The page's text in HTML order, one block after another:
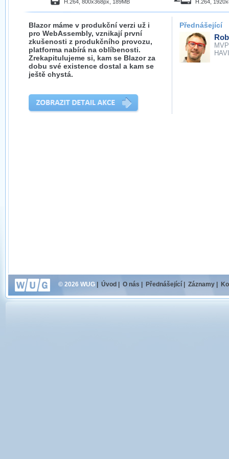
H.264, 800x368px, 189MB H.264,
Blazor máme v produkční verzi už i
pro WebAssembly, vznikají první
zkušenosti z produkčního provozu,
platforma nabírá na oblíbenosti.
Zrekapitulujeme si, kam se Blazor za
dobu své existence dostal a kam se
ještě chystá.
Přednášející
MVP
© 2026 WUG Úvod O nás Přednášející Záznamy